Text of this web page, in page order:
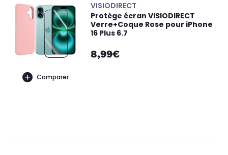
Comparer
VISIODIRECT
Protège écran VISIODIRECT
Verre+Coque Rose pour iPhone
16 Plus 6.7
8,99€